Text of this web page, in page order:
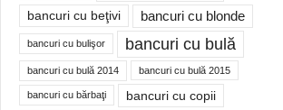
bancuri cu beţivi bancuri cu blonde
bancuri cu bulişor bancuri cu bulă
bancuri cu bulă 2014 bancuri cu bulă 2015
bancuri cu bărbaţi bancuri cu copii